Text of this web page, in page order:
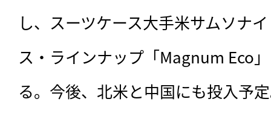
し、スーツケース大手米サムソナ
ス・ラインナップ「Magnum Eco
る。今後、北米と中国にも投入予